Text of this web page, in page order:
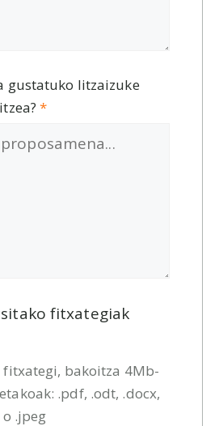
gustatuko litzaizuke
*
fitxategiak
fitxategi, bakoitza 4Mb-
.pdf, .odt, .docx,
.jpeg